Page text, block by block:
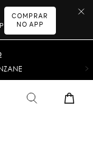
COMPRAR
NO APP